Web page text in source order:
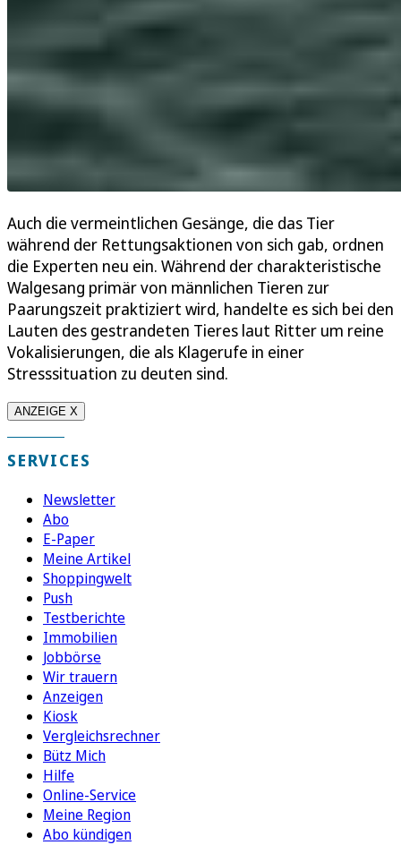
Auch die vermeintlichen Gesänge, die das Tier
während der Rettungsaktionen von sich gab, ordnen
die Experten neu ein. Während der charakteristische
Walgesang primär von männlichen Tieren zur
Paarungszeit praktiziert wird, handelte es sich bei den
Lauten des gestrandeten Tieres laut Ritter um reine
Vokalisierungen, die als Klagerufe in einer
Stresssituation zu deuten sind.
ANZEIGE X
SERVICES
Newsletter
Abo
E-Paper
Meine Artikel
Shoppingwelt
Push
Testberichte
Immobilien
Jobbörse
Wir trauern
Anzeigen
Kiosk
Vergleichsrechner
Bütz Mich
Hilfe
Online-Service
Meine Region
Abo kündigen